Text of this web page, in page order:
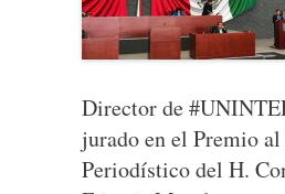
Director de
jurado en el Premio
Periodístico del H.